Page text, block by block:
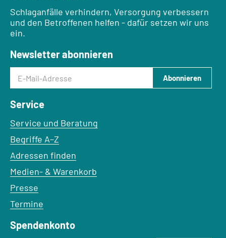
Schlaganfälle verhindern, Versorgung verbessern
und den Betroffenen helfen - dafür setzen wir uns
ein.
Newsletter abonnieren
E-Mail-Adresse
Abonnieren
Service
Service und Beratung
Begriffe A–Z
Adressen finden
Medien- & Warenkorb
Presse
Termine
Spendenkonto